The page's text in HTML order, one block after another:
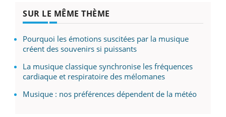
SUR LE MÊME THÈME
Pourquoi les émotions suscitées par la musique
créent des souvenirs si puissants
La musique classique synchronise les fréquences
cardiaque et respiratoire des mélomanes
Musique : nos préférences dépendent de la météo